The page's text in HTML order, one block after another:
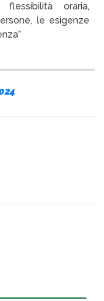
oraria,
le esigenze